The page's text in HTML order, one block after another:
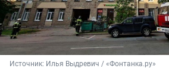
Источник: Илья Выдревич / «Фонтанка.ру»